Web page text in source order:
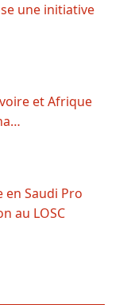
une initiative
et Afrique
en Saudi Pro
au LOSC